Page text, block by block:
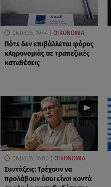
06.08.26, 19:44 ΟΙΚΟΝΟΜΙΑ
Πότε δεν επιβάλλεται φόρος
κληρονομιάς σε τραπεζικές
καταθέσεις
06.08.26, 16:00 ΟΙΚΟΝΟΜΙΑ
Συντάξεις: Τρέχουν να
προλάβουν όσοι είναι κοντά